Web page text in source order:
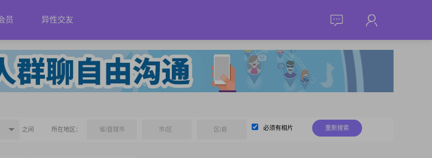
员 异性交友
之间 所在地区： 省/直辖市 市/区 区/县 必须有相片 重新搜索